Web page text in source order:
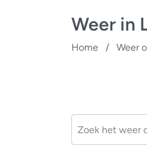
Weer in
Home / Weer